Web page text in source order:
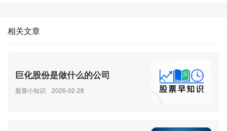
相关文章
巨化股份是做什么的公司
股票小知识 2026-02-28